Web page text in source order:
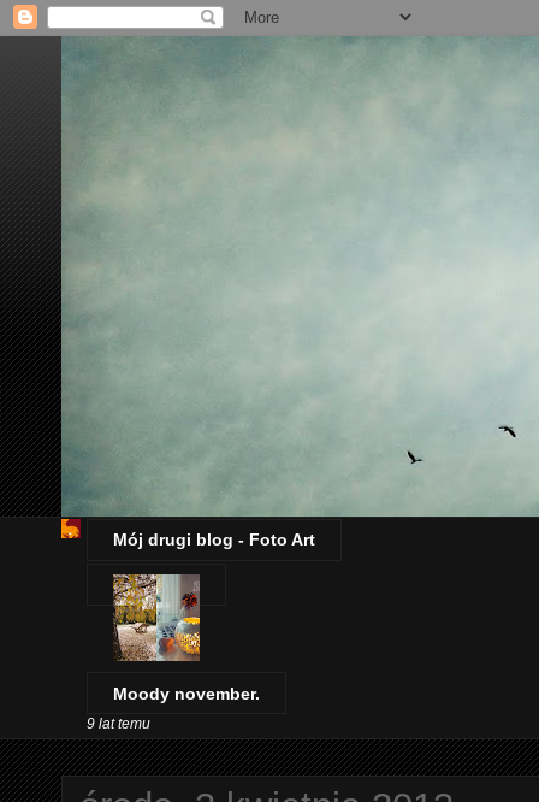
Mój drugi blog - Foto Art
Moody november.
9 lat temu